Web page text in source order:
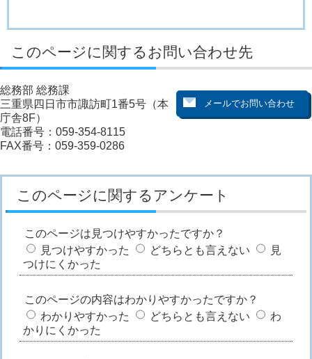
このページに関するお問い合わせ先
総務部 総務課
三重県四日市市諏訪町1番5号（本
庁舎8F）
電話番号：059-354-8115
FAX番号：059-359-0286
このページに関するアンケート
このページは見つけやすかったですか？
見つけやすかった
どちらとも言えない
見
つけにくかった
このページの内容はわかりやすかったですか？
わかりやすかった
どちらとも言えない
わ
かりにくかった